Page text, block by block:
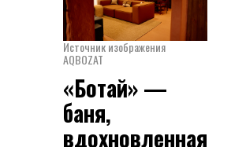
Источник изображения
AQBOZAT
«Ботай» —
баня,
вдохновленная